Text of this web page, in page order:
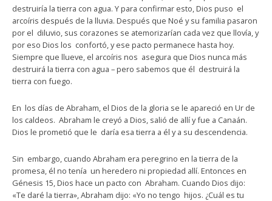
destruiría la tierra con agua. Y para confirmar esto, Dios puso el
arcoíris después de la lluvia. Después que Noé y su familia pasaron
por el diluvio, sus corazones se atemorizarían cada vez que llovía, y
por eso Dios los confortó, y ese pacto permanece hasta hoy.
Siempre que llueve, el arcoíris nos asegura que Dios nunca más
destruirá la tierra con agua – pero sabemos que él destruirá la
tierra con fuego.
En los días de Abraham, el Dios de la gloria se le apareció en Ur de
los caldeos. Abraham le creyó a Dios, salió de allí y fue a Canaán.
Dios le prometió que le daría esa tierra a él y a su descendencia.
Sin embargo, cuando Abraham era peregrino en la tierra de la
promesa, él no tenía un heredero ni propiedad allí. Entonces en
Génesis 15, Dios hace un pacto con Abraham. Cuando Dios dijo:
«Te daré la tierra», Abraham dijo: «Yo no tengo hijos. ¿Cuál es tu